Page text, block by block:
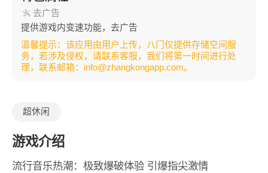
去广告
提供游戏内变速功能，去广告
温馨提示：该应用由用户上传，八门仅提供存储空间服
务，若涉及侵权，请联系客服，我们将第一时间进行处
理，联系邮箱：info@zhangkongapp.com。
超休闲
游戏介绍
流行音乐热潮：极致爆破体验 引爆指尖激情